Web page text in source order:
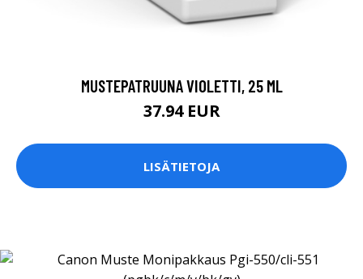
MUSTEPATRUUNA VIOLETTI, 25 ML
37.94 EUR
LISÄTIETOJA